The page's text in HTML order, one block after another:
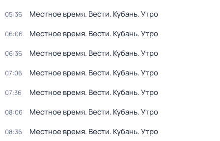
05:36 Местное время. Вести. Кубань. Утро
06:06 Местное время. Вести. Кубань. Утро
06:36 Местное время. Вести. Кубань. Утро
07:06 Местное время. Вести. Кубань. Утро
07:36 Местное время. Вести. Кубань. Утро
08:06 Местное время. Вести. Кубань. Утро
08:36 Местное время. Вести. Кубань. Утро